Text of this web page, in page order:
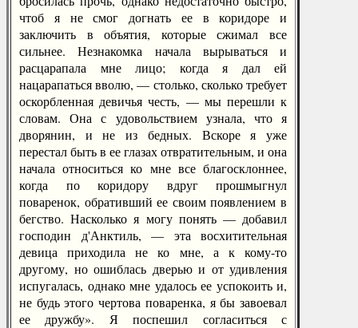
чтоб я не смог догнать ее в коридоре и
заключить в объятия, которые сжимал все
сильнее. Незнакомка начала вырываться и
расцарапала мне лицо; когда я дал ей
нацарапаться вволю, — столько, сколько требует
оскорбленная девичья честь, — мы перешли к
словам. Она с удовольствием узнала, что я
дворянин, и не из бедных. Вскоре я уже
перестал быть в ее глазах отвратительным, и она
начала относиться ко мне все благосклоннее,
когда по коридору вдруг прошмыгнул
поваренок, обративший ее своим появлением в
бегство. Насколько я могу понять — добавил
господин д'Анктиль, — эта восхитительная
девица приходила не ко мне, а к кому-то
другому, но ошиблась дверью и от удивления
испугалась, однако мне удалось ее успокоить и,
не будь этого чертова поваренка, я бы завоевал
ее дружбу». Я поспешил согласиться с